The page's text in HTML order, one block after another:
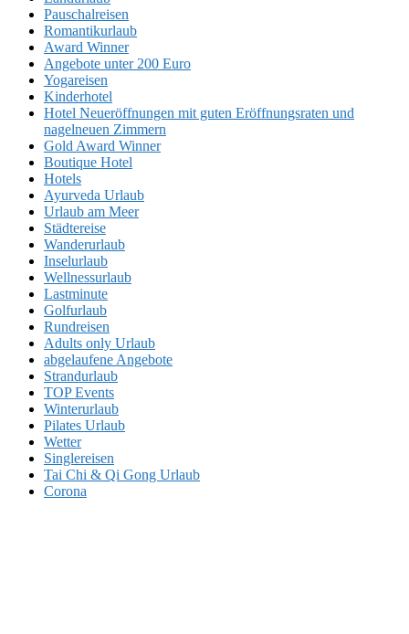
Pauschalreisen
Romantikurlaub
Award Winner
Angebote unter 200 Euro
Yogareisen
Kinderhotel
Hotel Neueröffnungen mit guten Eröffnungsraten und
nagelneuen Zimmern
Gold Award Winner
Boutique Hotel
Hotels
Ayurveda Urlaub
Urlaub am Meer
Städtereise
Wanderurlaub
Inselurlaub
Wellnessurlaub
Lastminute
Golfurlaub
Rundreisen
Adults only Urlaub
abgelaufene Angebote
Strandurlaub
TOP Events
Winterurlaub
Pilates Urlaub
Wetter
Singlereisen
Tai Chi & Qi Gong Urlaub
Corona